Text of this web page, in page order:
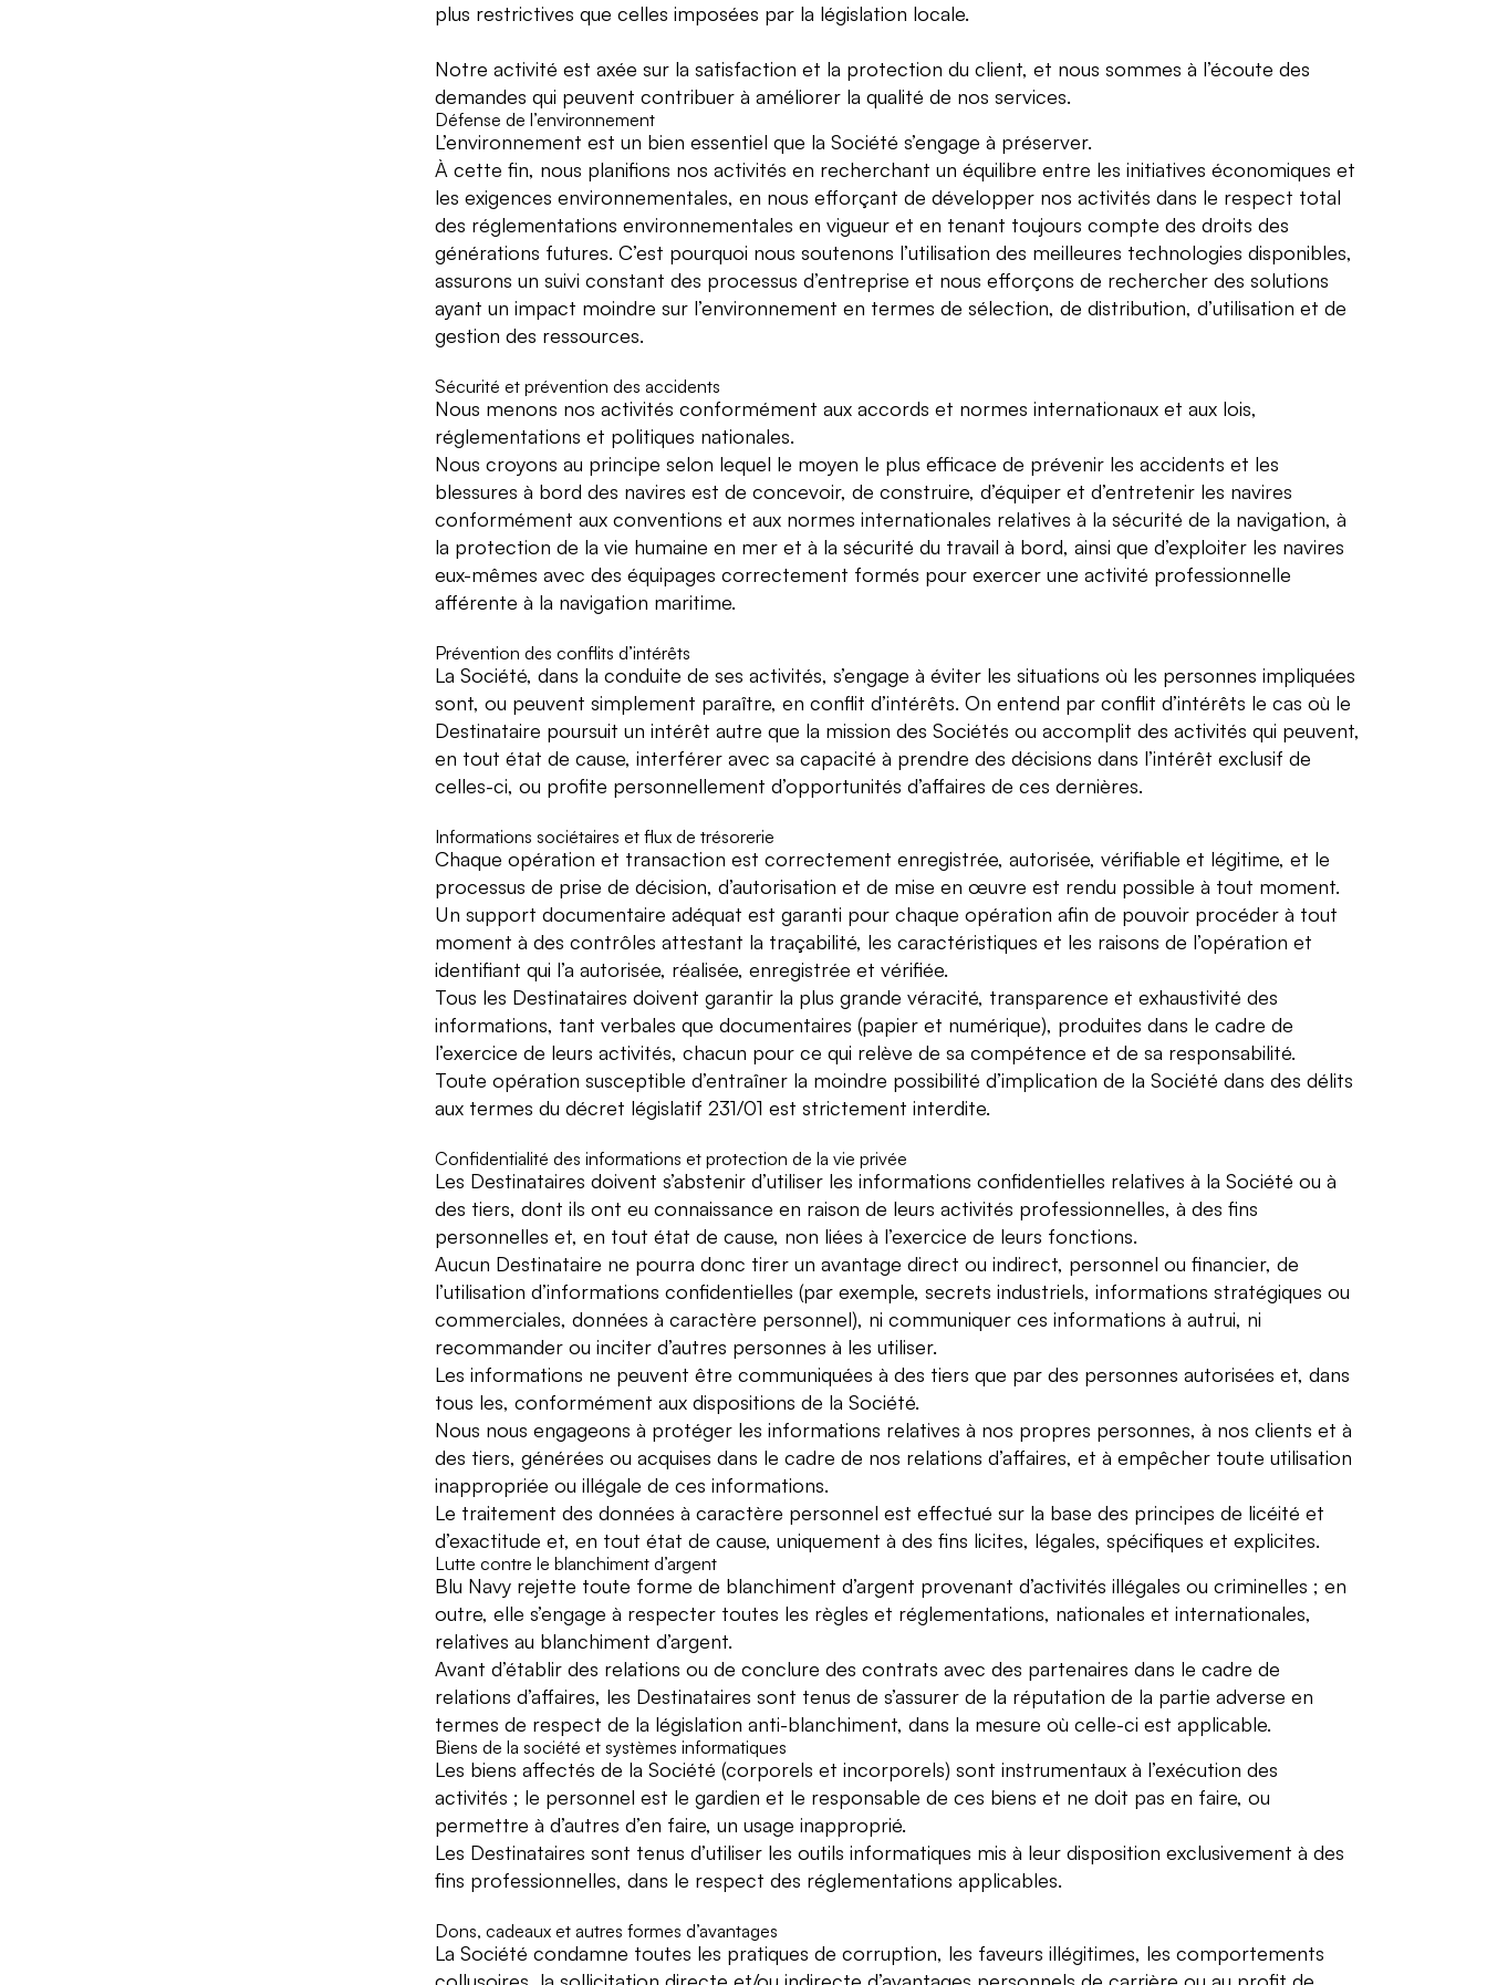
plus restrictives que celles imposées par la législation locale.
Notre activité est axée sur la satisfaction et la protection du client, et nous sommes à l’écoute des
demandes qui peuvent contribuer à améliorer la qualité de nos services.
Défense de l’environnement
L’environnement est un bien essentiel que la Société s’engage à préserver.
À cette fin, nous planifions nos activités en recherchant un équilibre entre les initiatives économiques et
les exigences environnementales, en nous efforçant de développer nos activités dans le respect total
des réglementations environnementales en vigueur et en tenant toujours compte des droits des
générations futures. C’est pourquoi nous soutenons l’utilisation des meilleures technologies disponibles,
assurons un suivi constant des processus d’entreprise et nous efforçons de rechercher des solutions
ayant un impact moindre sur l’environnement en termes de sélection, de distribution, d’utilisation et de
gestion des ressources.
Sécurité et prévention des accidents
Nous menons nos activités conformément aux accords et normes internationaux et aux lois,
réglementations et politiques nationales.
Nous croyons au principe selon lequel le moyen le plus efficace de prévenir les accidents et les
blessures à bord des navires est de concevoir, de construire, d’équiper et d’entretenir les navires
conformément aux conventions et aux normes internationales relatives à la sécurité de la navigation, à
la protection de la vie humaine en mer et à la sécurité du travail à bord, ainsi que d’exploiter les navires
eux-mêmes avec des équipages correctement formés pour exercer une activité professionnelle
afférente à la navigation maritime.
Prévention des conflits d’intérêts
La Société, dans la conduite de ses activités, s’engage à éviter les situations où les personnes impliquées
sont, ou peuvent simplement paraître, en conflit d’intérêts. On entend par conflit d’intérêts le cas où le
Destinataire poursuit un intérêt autre que la mission des Sociétés ou accomplit des activités qui peuvent,
en tout état de cause, interférer avec sa capacité à prendre des décisions dans l’intérêt exclusif de
celles-ci, ou profite personnellement d’opportunités d’affaires de ces dernières.
Informations sociétaires et flux de trésorerie
Chaque opération et transaction est correctement enregistrée, autorisée, vérifiable et légitime, et le
processus de prise de décision, d’autorisation et de mise en œuvre est rendu possible à tout moment.
Un support documentaire adéquat est garanti pour chaque opération afin de pouvoir procéder à tout
moment à des contrôles attestant la traçabilité, les caractéristiques et les raisons de l’opération et
identifiant qui l’a autorisée, réalisée, enregistrée et vérifiée.
Tous les Destinataires doivent garantir la plus grande véracité, transparence et exhaustivité des
informations, tant verbales que documentaires (papier et numérique), produites dans le cadre de
l’exercice de leurs activités, chacun pour ce qui relève de sa compétence et de sa responsabilité.
Toute opération susceptible d’entraîner la moindre possibilité d’implication de la Société dans des délits
aux termes du décret législatif 231/01 est strictement interdite.
Confidentialité des informations et protection de la vie privée
Les Destinataires doivent s’abstenir d’utiliser les informations confidentielles relatives à la Société ou à
des tiers, dont ils ont eu connaissance en raison de leurs activités professionnelles, à des fins
personnelles et, en tout état de cause, non liées à l’exercice de leurs fonctions.
Aucun Destinataire ne pourra donc tirer un avantage direct ou indirect, personnel ou financier, de
l’utilisation d’informations confidentielles (par exemple, secrets industriels, informations stratégiques ou
commerciales, données à caractère personnel), ni communiquer ces informations à autrui, ni
recommander ou inciter d’autres personnes à les utiliser.
Les informations ne peuvent être communiquées à des tiers que par des personnes autorisées et, dans
tous les, conformément aux dispositions de la Société.
Nous nous engageons à protéger les informations relatives à nos propres personnes, à nos clients et à
des tiers, générées ou acquises dans le cadre de nos relations d’affaires, et à empêcher toute utilisation
inappropriée ou illégale de ces informations.
Le traitement des données à caractère personnel est effectué sur la base des principes de licéité et
d’exactitude et, en tout état de cause, uniquement à des fins licites, légales, spécifiques et explicites.
Lutte contre le blanchiment d’argent
Blu Navy rejette toute forme de blanchiment d’argent provenant d’activités illégales ou criminelles ; en
outre, elle s’engage à respecter toutes les règles et réglementations, nationales et internationales,
relatives au blanchiment d’argent.
Avant d’établir des relations ou de conclure des contrats avec des partenaires dans le cadre de
relations d’affaires, les Destinataires sont tenus de s’assurer de la réputation de la partie adverse en
termes de respect de la législation anti-blanchiment, dans la mesure où celle-ci est applicable.
Biens de la société et systèmes informatiques
Les biens affectés de la Société (corporels et incorporels) sont instrumentaux à l’exécution des
activités ; le personnel est le gardien et le responsable de ces biens et ne doit pas en faire, ou
permettre à d’autres d’en faire, un usage inapproprié.
Les Destinataires sont tenus d’utiliser les outils informatiques mis à leur disposition exclusivement à des
fins professionnelles, dans le respect des réglementations applicables.
Dons, cadeaux et autres formes d’avantages
La Société condamne toutes les pratiques de corruption, les faveurs illégitimes, les comportements